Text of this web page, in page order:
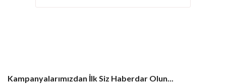
Kampanyalarımızdan İlk Siz Haberdar Olun...